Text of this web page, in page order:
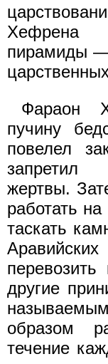
Хефрена
пирамиды —
Фараон
пучину
повелел
запретил
жертвы.
работать
таскать
другие
образом
течение